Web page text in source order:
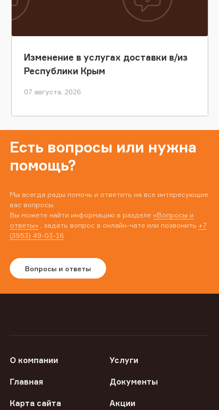
Изменение в услугах доставки в/из
Республики Крым
07 августа, 2026
Есть вопросы или нужна
помощь?
Мы всегда рады помочь и ответить на все интересующие
вас вопросы.
Вы можете найти информацию в разделе «Вопросы и
ответы» , задать вопрос в онлайн-чате или позвонить +7
(3953) 49-03-16
Вопросы и ответы
О компании Услуги
Главная Документы
Карта сайта Акции